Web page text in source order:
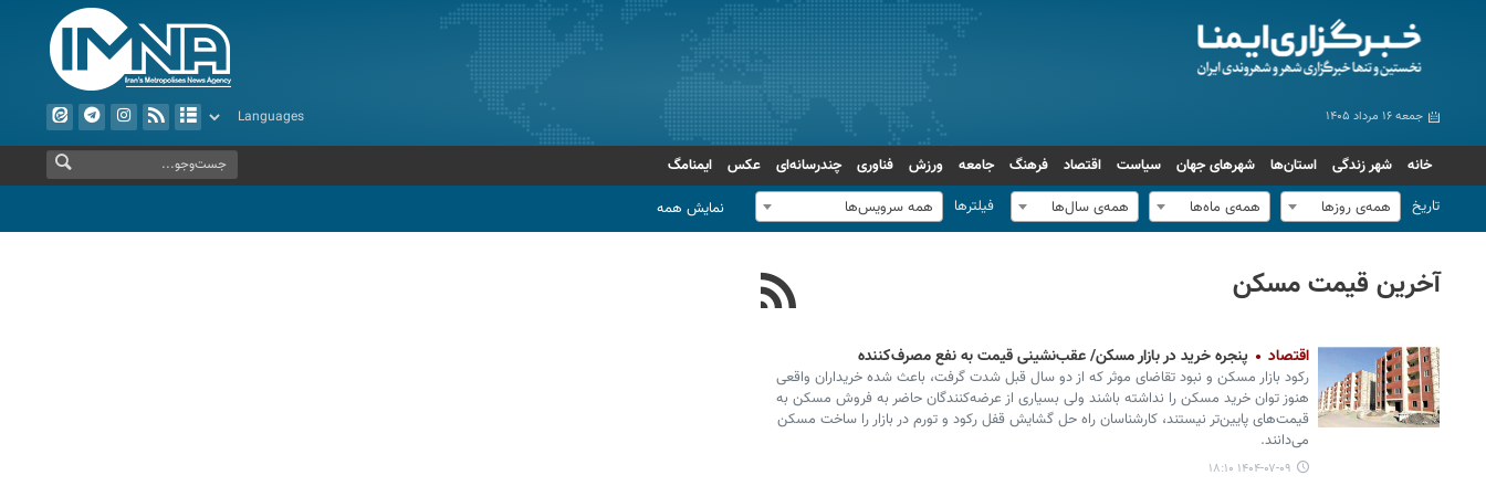
جمعه ۱۶ مرداد ۱۴۰۵
خانه شهر زندگی استان‌ها شهرهای جهان سیاست اقتصاد فرهنگ جامعه ورزش فناوری چندرسانه‌ای عکس
ایمنامگ
تاریخ
همه‌ی روزها همه‌ی ماه‌ها همه‌ی سال‌ها فیلترها همه سرویس‌ها نمایش همه
آخرین قیمت مسکن
اقتصاد پنجره خرید در بازار مسکن/ عقب‌نشینی قیمت به نفع مصرف‌کننده
رکود بازار مسکن و نبود تقاضای موثر که از دو سال قبل شدت گرفت، باعث شده خریداران واقعی
هنوز توان خرید مسکن را نداشته باشند ولی بسیاری از عرضه‌کنندگان حاضر به فروش مسکن به
قیمت‌های پایین‌تر نیستند، کارشناسان راه حل گشایش قفل رکود و تورم در بازار را ساخت مسکن
می‌دانند.
۱۴۰۴-۰۷-۰۹ ۱۸:۱۰